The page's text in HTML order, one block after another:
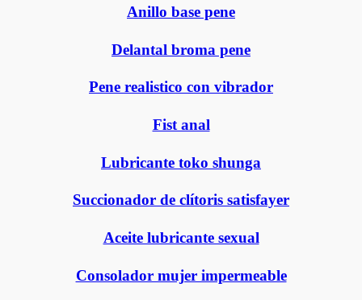
Anillo base pene
Delantal broma pene
Pene realistico con vibrador
Fist anal
Lubricante toko shunga
Succionador de clítoris satisfayer
Aceite lubricante sexual
Consolador mujer impermeable